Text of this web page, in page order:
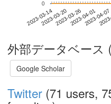
2023-03-142023-03-202023-03-262023-04-012023-04-07
0
外部データベース
Google Scholar
Twitter (71 users,